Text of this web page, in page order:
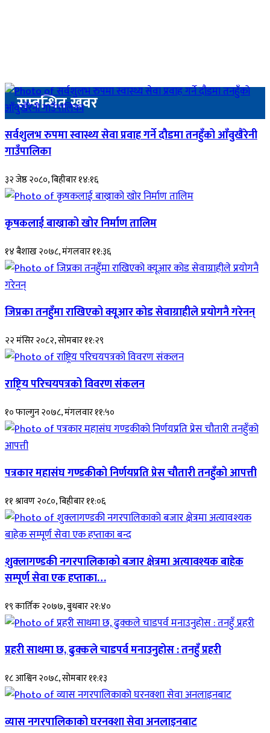
सम्बन्धित खवर
सर्वशुलभ रुपमा स्वास्थ्य सेवा प्रवाह गर्ने दौडमा तनहुँको आँवुखैरेनी
गाउँपालिका
३२ जेष्ठ २०८०, बिहीबार १४:१६
कृषकलाई बाख्राको खोर निर्माण तालिम
१४ बैशाख २०७८, मंगलवार ११:३६
जिप्रका तनहुँमा राखिएको क्यूआर कोड सेवाग्राहीले प्रयोगनै गरेनन्
२२ मंसिर २०८२, सोमबार ११:२९
राष्ट्रिय परिचयपत्रको विवरण संकलन
१० फाल्गुन २०७८, मंगलवार ११:५०
पत्रकार महासंघ गण्डकीको निर्णयप्रति प्रेस चौतारी तनहुँको आपत्ती
११ श्रावण २०८०, बिहीबार ११:०६
शुक्लागण्डकी नगरपालिकाको बजार क्षेत्रमा अत्यावश्यक बाहेक
सम्पूर्ण सेवा एक हप्ताका…
१९ कार्तिक २०७७, बुधबार २१:४०
प्रहरी साथमा छ, ढुक्कले चाडपर्व मनाउनुहोस : तनहुँ प्रहरी
१८ आश्विन २०७८, सोमबार ११:१३
व्यास नगरपालिकाको घरनक्शा सेवा अनलाइनबाट